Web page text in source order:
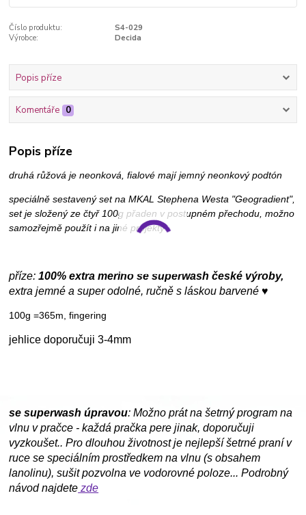
Číslo produktu:
S4-029
Výrobce:
Decida
Popis příze
Komentáře 0
Popis příze
druhá růžová je neonková, fialové mají jemný neonkový podtón
speciálně sestavený set na MKAL Stephena Westa "Geogradient",
set je složený ze čtyř 100g přaden v postupném přechodu, možno
samozřejmě použít i na jiné projekty
příze: 100% extra merino se superwash české výroby,
extra jemné a super odolné, ručně s láskou barvené ♥
100g =365m, fingering
jehlice doporučuji 3-4mm
se superwash úpravou: Možno prát na šetrný program na
vlnu v pračce - každá pračka pere jinak, doporučuji
vyzkoušet.. Pro dlouhou životnost je nejlepší šetrné praní v
ruce se speciálním prostředkem na vlnu (s obsahem
lanolinu), sušit pozvolna ve vodorovné poloze... Podrobný
návod najdete zde